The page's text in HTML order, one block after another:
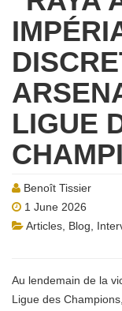
LIGUE
Benoît Tissier
1 June 2026
Articles Blog
Au lendemain de la
Ligue des